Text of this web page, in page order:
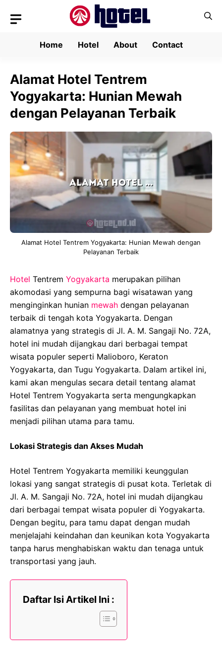
Home
Hotel About Contact
Alamat Hotel Tentrem
Yogyakarta: Hunian Mewah
dengan Pelayanan Terbaik
Alamat Hotel Tentrem Yogyakarta: Hunian Mewah dengan
Pelayanan Terbaik
Hotel Tentrem Yogyakarta merupakan pilihan
akomodasi yang sempurna bagi wisatawan yang
menginginkan hunian mewah dengan pelayanan
terbaik di tengah kota Yogyakarta. Dengan
alamatnya yang strategis di Jl. A. M. Sangaji No. 72A,
hotel ini mudah dijangkau dari berbagai tempat
wisata populer seperti Malioboro, Keraton
Yogyakarta, dan Tugu Yogyakarta. Dalam artikel ini,
kami akan mengulas secara detail tentang alamat
Hotel Tentrem Yogyakarta serta mengungkapkan
fasilitas dan pelayanan yang membuat hotel ini
menjadi pilihan utama para tamu.
Lokasi Strategis dan Akses Mudah
Hotel Tentrem Yogyakarta memiliki keunggulan
lokasi yang sangat strategis di pusat kota. Terletak di
Jl. A. M. Sangaji No. 72A, hotel ini mudah dijangkau
dari berbagai tempat wisata populer di Yogyakarta.
Dengan begitu, para tamu dapat dengan mudah
menjelajahi keindahan dan keunikan kota Yogyakarta
tanpa harus menghabiskan waktu dan tenaga untuk
transportasi yang jauh.
Daftar Isi Artikel Ini :